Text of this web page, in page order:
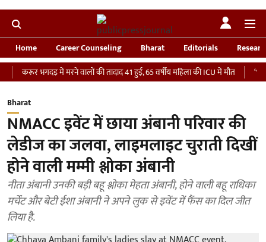
Home Career Counseling Bharat Editorials
भगदड़ में मरने वालों की तादाद 41 हुई, 65 वर्षीय महिला की ICU में मौत
‘भारतीय
Bharat
NMACC इवेंट में छाया अंबानी परिवार की
लेडीज का जलवा, लाइमलाइट चुराती दिखीं
होने वाली मम्मी श्लोका अंबानी
नीता अंबानी उनकी बड़ी बहू श्लोका मेहता अंबानी, होने वाली बहू राधिका
मर्चेंट और बेटी ईशा अंबानी ने अपने लुक से इवेंट में फैंस का दिल जीत
लिया है.